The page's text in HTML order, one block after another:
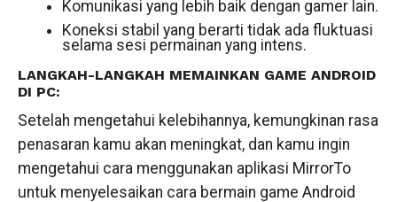
Komunikasi yang lebih baik dengan gamer lain.
Koneksi stabil yang berarti tidak ada fluktuasi
selama sesi permainan yang intens.
LANGKAH-LANGKAH MEMAINKAN GAME ANDROID
DI PC:
Setelah mengetahui kelebihannya, kemungkinan rasa
penasaran kamu akan meningkat, dan kamu ingin
mengetahui cara menggunakan aplikasi MirrorTo
untuk menyelesaikan cara bermain game Android